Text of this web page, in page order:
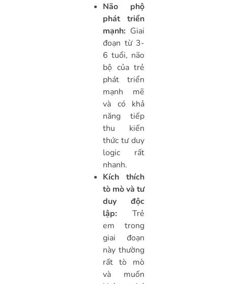
Não phộ
phát triển
mạnh:Giai
đoạn từ 3-
6 tuổi, não
bộ của trẻ
phát triển
mạnh mẽ
và có khả
năng tiếp
thu kiến
thức tư duy
logic rất
nhanh.
Kích thích
tò mò và tư
duy độc
lập:Trẻ
em trong
giai đoạn
này thường
rất tò mò
và muốn